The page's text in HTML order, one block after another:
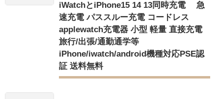
iWatchとiPhone15 14 13同時充電 急
速充電 パススルー充電 コードレス
applewatch充電器 小型 軽量 直接充電
旅行/出張/通勤通学等
iPhone/iwatch/android機種対応PSE認
証 送料無料